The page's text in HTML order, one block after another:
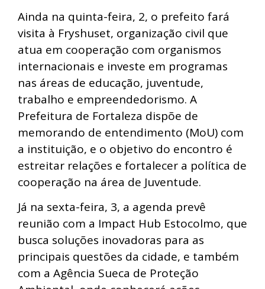
Ainda na quinta-feira, 2, o prefeito fará
visita à Fryshuset, organização civil que
atua em cooperação com organismos
internacionais e investe em programas
nas áreas de educação, juventude,
trabalho e empreendedorismo. A
Prefeitura de Fortaleza dispõe de
memorando de entendimento (MoU) com
a instituição, e o objetivo do encontro é
estreitar relações e fortalecer a política de
cooperação na área de Juventude.
Já na sexta-feira, 3, a agenda prevê
reunião com a Impact Hub Estocolmo, que
busca soluções inovadoras para as
principais questões da cidade, e também
com a Agência Sueca de Proteção